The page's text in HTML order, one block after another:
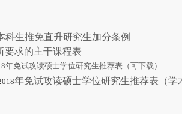
科生推免直升研究生加分条例
要求的主干课程表
年免试攻读硕士学位研究生推荐表 （可下载）
年免试攻读硕士学位研究生推荐表（